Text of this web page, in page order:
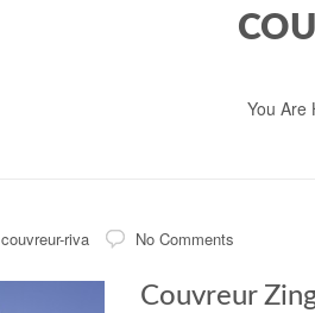
You Are
couvreur-riva No Comments
Couvreur